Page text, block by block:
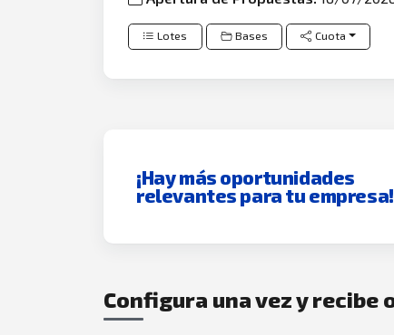
Lotes Bases Cuota
¡Hay más oportunidades
relevantes para tu empresa!
Configura una vez y